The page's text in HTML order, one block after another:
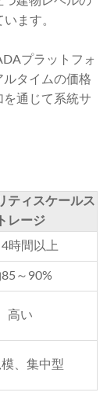
ます。
プラットフォ
タイムの価格
を通じて系統サ
ティスケールス
トレージ
時間以上
～90%
高い
、集中型